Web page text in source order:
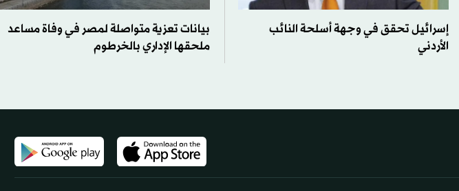
إسرائيل تحقق في وجهة أسلحة النائب
الأردني
بيانات تعزية متواصلة لمصر في وفاة مساعد
ملحقها الإداري بالخرطوم